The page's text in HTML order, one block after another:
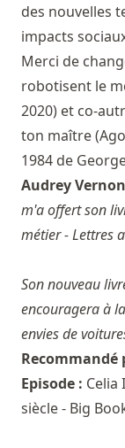
des nouvelles
impacts
Merci de
robotisent le
2020) et co-
ton maître
1984 de
Audrey
m'a offert son
métier - Lettres
Son nouveau
encouragera à
envies de
Recommandé
Episode : Celia
siècle - Big